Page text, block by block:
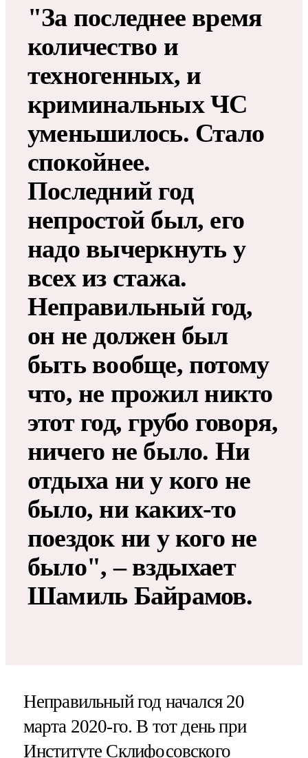
"За последнее время
количество и
техногенных, и
криминальных ЧС
уменьшилось. Стало
спокойнее.
Последний год
непростой был, его
надо вычеркнуть у
всех из стажа.
Неправильный год,
он не должен был
быть вообще, потому
что, не прожил никто
этот год, грубо говоря,
ничего не было. Ни
отдыха ни у кого не
было, ни каких-то
поездок ни у кого не
было", – вздыхает
Шамиль Байрамов.
Неправильный год начался 20
марта 2020-го. В тот день при
Институте Склифосовского